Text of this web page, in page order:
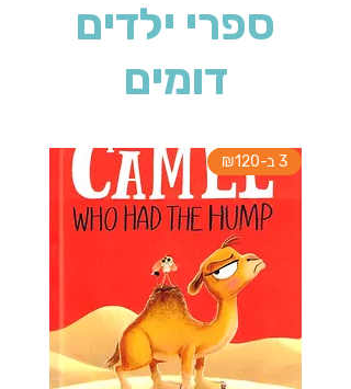
ספרי ילדים
דומים
3 ב-₪120